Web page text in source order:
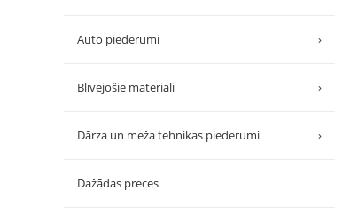
Auto piederumi ›
Blīvējošie materiāli ›
Dārza un meža tehnikas piederumi ›
Dažādas preces